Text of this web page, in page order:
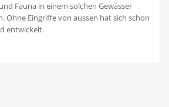
Fauna in einem solchen Gewässer
Ohne Eingriffe von aussen hat sich schon
entwickelt.